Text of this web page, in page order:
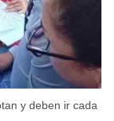
y deben ir cada